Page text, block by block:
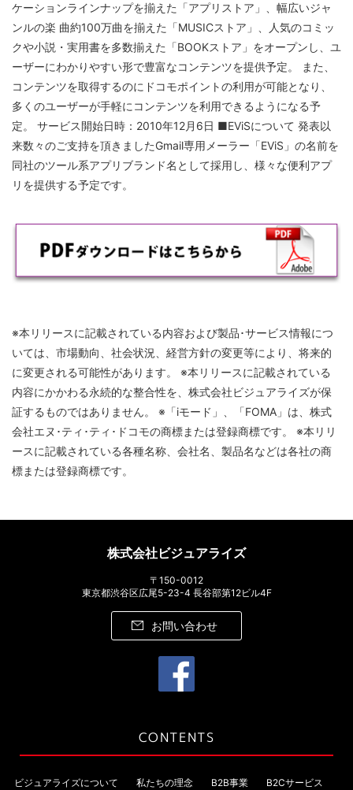
ケーションラインナップを揃えた「アプリストア」、幅広いジャ
ンルの楽 曲約100万曲を揃えた「MUSICストア」、人気のコミッ
クや小説・実用書を多数揃えた「BOOKストア」をオープンし、ユ
ーザーにわかりやすい形で豊富なコンテンツを提供予定。 また、
コンテンツを取得するのにドコモポイントの利用が可能となり、
多くのユーザーが手軽にコンテンツを利用できるようになる予
定。 サービス開始日時：2010年12月6日 ■EViSについて 発表以
来数々のご支持を頂きましたGmail専用メーラー「EViS」の名前を
同社のツール系アプリブランド名として採用し、様々な便利アプ
リを提供する予定です。
※本リリースに記載されている内容および製品･サービス情報につ
いては、市場動向、社会状況、経営方針の変更等により、将来的
に変更される可能性があります。 ※本リリースに記載されている
内容にかかわる永続的な整合性を、株式会社ビジュアライズが保
証するものではありません。 ※「iモード」、「FOMA」は、株式
会社エヌ･ティ･ティ･ドコモの商標または登録商標です。 ※本リリ
ースに記載されている各種名称、会社名、製品名などは各社の商
標または登録商標です。
株式会社ビジュアライズ
〒150-0012
東京都渋谷区広尾5-23-4 長谷部第12ビル4F
お問い合わせ
CONTENTS
ビジュアライズについて 私たちの理念 B2B事業 B2Cサービス